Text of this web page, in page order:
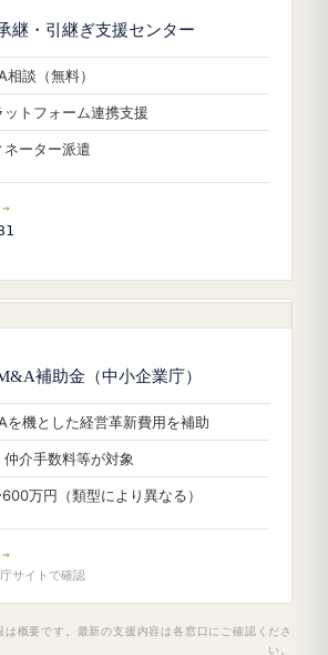
継・引継ぎ支援センター
談（無料）
トフォーム連携支援
ーター派遣
補助金（中小企業庁）
を機とした経営革新費用を補助
介手数料等が対象
万円（類型により異なる）
サイトで確認
は概要です。最新の支援内容は各窓口にご確認くださ
い。